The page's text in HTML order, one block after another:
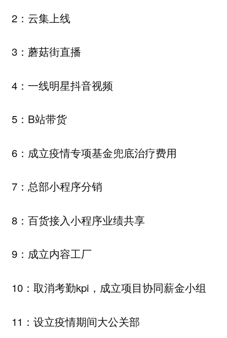
2：云集上线
3：蘑菇街直播
4：一线明星抖音视频
5：B站带货
6：成立疫情专项基金兜底治疗费用
7：总部小程序分销
8：百货接入小程序业绩共享
9：成立内容工厂
10：取消考勤kpi，成立项目协同薪金小组
11：设立疫情期间大公关部